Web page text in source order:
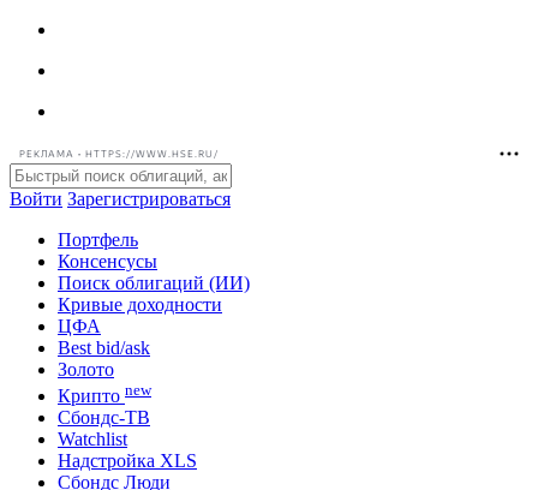
РЕКЛАМА • HTTPS://WWW.HSE.RU/
Войти Зарегистрироваться
Портфель
Консенсусы
Поиск облигаций (ИИ)
Кривые доходности
ЦФА
Best bid/ask
Золото
Крипто new